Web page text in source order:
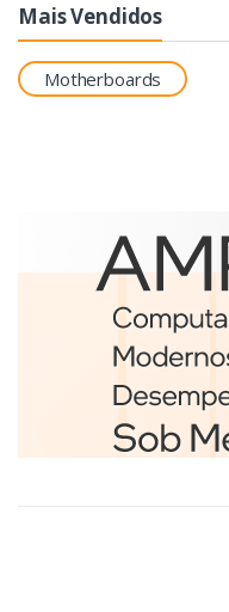
Mais Vendidos
Motherboards